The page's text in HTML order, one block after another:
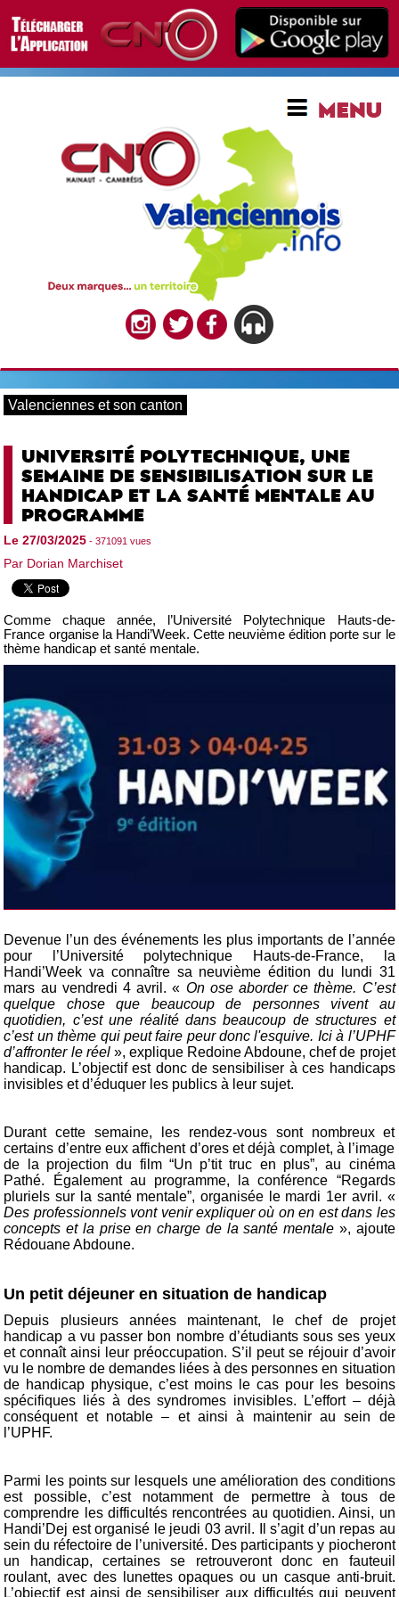
Valenciennes et son canton
UNIVERSITÉ POLYTECHNIQUE, UNE
SEMAINE DE SENSIBILISATION SUR LE
HANDICAP ET LA SANTÉ MENTALE AU
PROGRAMME
Le 27/03/2025 - 371091 vues
Par Dorian Marchiset
Comme chaque année, l’Université Polytechnique Hauts-de-
France organise la Handi’Week. Cette neuvième édition porte sur le
thème handicap et santé mentale.
Devenue l’un des événements les plus importants de l’année
pour l’Université polytechnique Hauts-de-France, la
Handi’Week va connaître sa neuvième édition du lundi 31
mars au vendredi 4 avril. « On ose aborder ce thème. C’est
quelque chose que beaucoup de personnes vivent au
quotidien, c’est une réalité dans beaucoup de structures et
c’est un thème qui peut faire peur donc l'esquive. Ici à l’UPHF
d’affronter le réel», explique Redoine Abdoune, chef de projet
handicap. L’objectif est donc de sensibiliser à ces handicaps
invisibles et d’éduquer les publics à leur sujet.
Durant cette semaine, les rendez-vous sont nombreux et
certains d’entre eux affichent d’ores et déjà complet, à l’image
de la projection du film “Un p’tit truc en plus”, au cinéma
Pathé. Également au programme, la conférence “Regards
pluriels sur la santé mentale”, organisée le mardi 1er avril. «
Des professionnels vont venir expliquer où on en est dans les
concepts et la prise en charge de la santé mentale », ajoute
Rédouane Abdoune.
Un petit déjeuner en situation de handicap
Depuis plusieurs années maintenant, le chef de projet
handicap a vu passer bon nombre d’étudiants sous ses yeux
et connaît ainsi leur préoccupation. S’il peut se réjouir d’avoir
vu le nombre de demandes liées à des personnes en situation
de handicap physique, c’est moins le cas pour les besoins
spécifiques liés à des syndromes invisibles. L’effort – déjà
conséquent et notable – et ainsi à maintenir au sein de
l’UPHF.
Parmi les points sur lesquels une amélioration des conditions
est possible, c’est notamment de permettre à tous de
comprendre les difficultés rencontrées au quotidien. Ainsi, un
Handi’Dej est organisé le jeudi 03 avril. Il s’agit d’un repas au
sein du réfectoire de l’université. Des participants y piocheront
un handicap, certaines se retrouveront donc en fauteuil
roulant, avec des lunettes opaques ou un casque anti-bruit.
L’objectif est ainsi de sensibiliser aux difficultés qui peuvent